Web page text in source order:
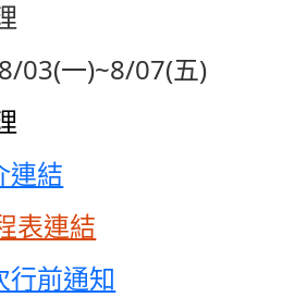
03(一)~8/07(五)
連結
表連結
行前通知